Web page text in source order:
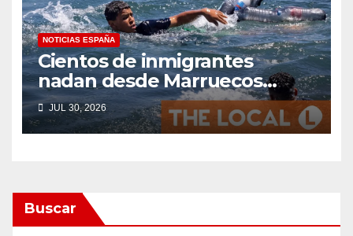
NOTICIAS ESPAÑA
Cientos de inmigrantes
nadan desde Marruecos
hasta el territorio español de
Ceuta
JUL 30, 2026
Buscar